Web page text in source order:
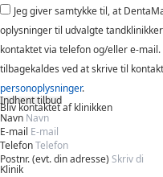
Jeg giver samtykke til, at
oplysninger til udvalgte
kontaktet via telefon og/eller e-
tilbagekaldes ved at skrive til
personoplysninger.
Indhent tilbud
Bliv kontaktet af klinikken
Navn
E-mail
Telefon
Postnr. (evt. din adresse)
Klinik